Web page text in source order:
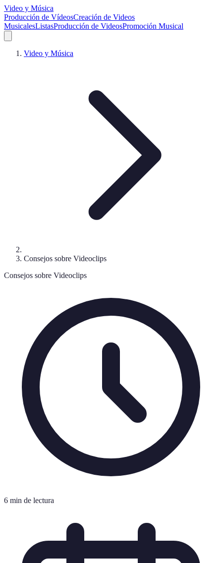
Video y Música
Producción de VídeosCreación de Videos
MusicalesListasProducción de VideosPromoción Musical
Video y Música
Consejos sobre Videoclips
Consejos sobre Videoclips
6 min de lectura